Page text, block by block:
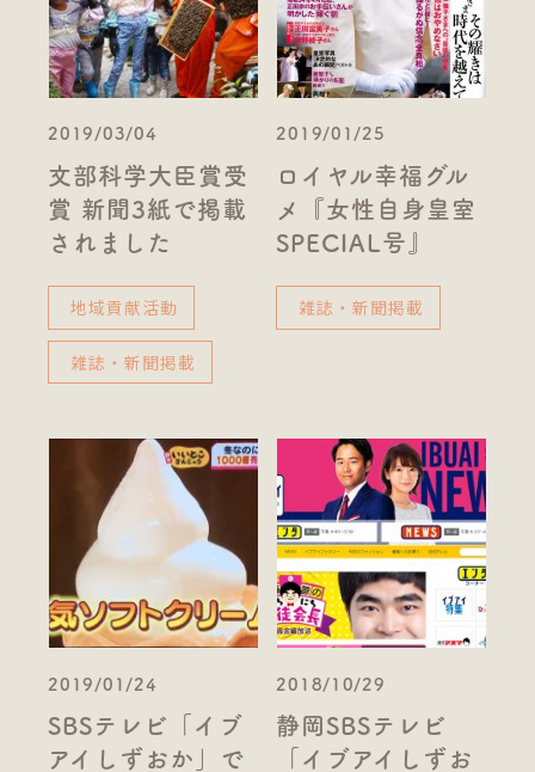
2019/03/04
文部科学大臣賞受
賞 新聞3紙で掲載
されました
地域貢献活動
雑誌・新聞掲載
2019/01/25
ロイヤル幸福グル
メ『女性自身皇室
SPECIAL号』
雑誌・新聞掲載
2019/01/24
SBSテレビ「イブ
アイしずおか」で
2018/10/29
静岡SBSテレビ
「イブアイしずお